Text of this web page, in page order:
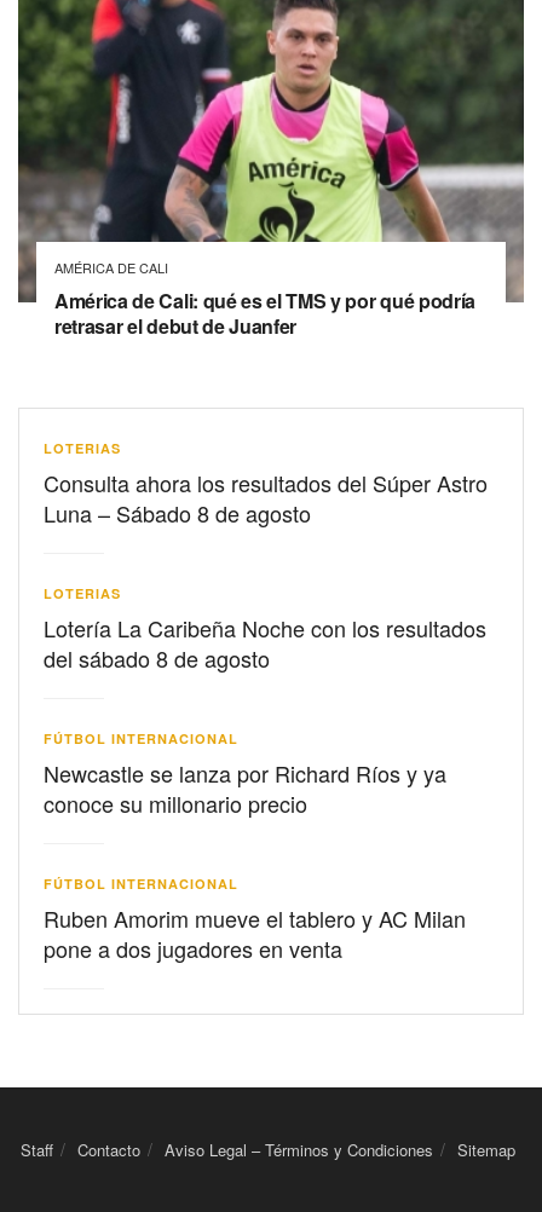
AMÉRICA DE CALI
América de Cali: qué es el TMS y por qué podría
retrasar el debut de Juanfer
LOTERIAS
Consulta ahora los resultados del Súper Astro
Luna – Sábado 8 de agosto
LOTERIAS
Lotería La Caribeña Noche con los resultados
del sábado 8 de agosto
FÚTBOL INTERNACIONAL
Newcastle se lanza por Richard Ríos y ya
conoce su millonario precio
FÚTBOL INTERNACIONAL
Ruben Amorim mueve el tablero y AC Milan
pone a dos jugadores en venta
Staff Contacto Aviso Legal – Términos y Condiciones Sitemap